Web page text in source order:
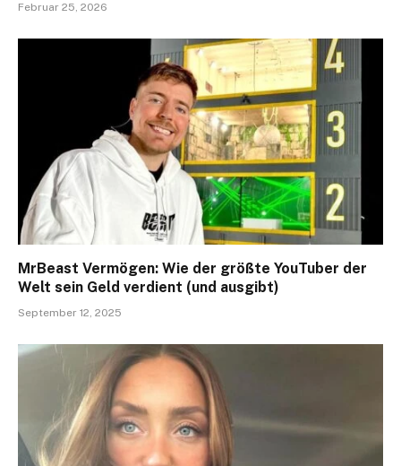
Februar 25, 2026
MrBeast Vermögen: Wie der größte YouTuber der
Welt sein Geld verdient (und ausgibt)
September 12, 2025